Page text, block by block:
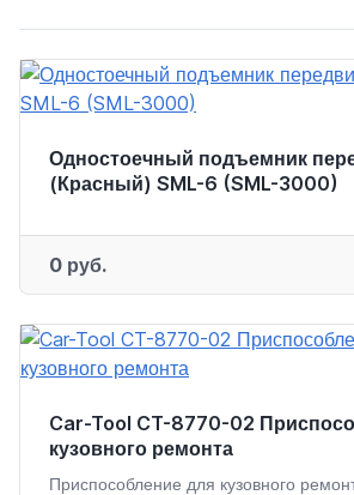
Одностоечный подъемник
(Красный) SML-6 (SML-3000)
0 руб.
Car-Tool CT-8770-02
кузовного ремонта
Приспособление для кузовного